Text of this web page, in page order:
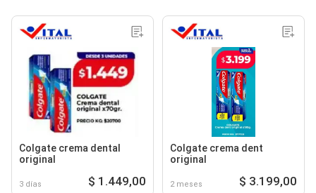
Colgate crema dental
original
3 días $ 1.449,00
Colgate crema dent
original
2 meses $ 3.199,00